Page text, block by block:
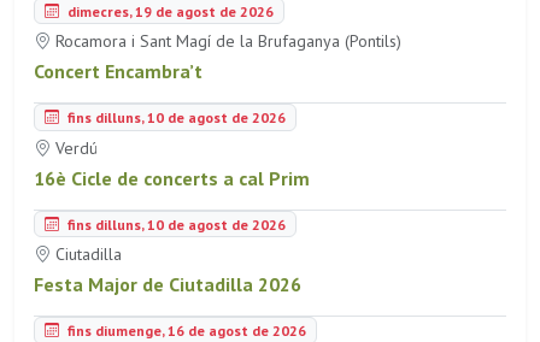
dimecres, 19 de agost de 2026
Rocamora i Sant Magí de la Brufaganya (Pontils)
Concert Encambra’t
fins dilluns, 10 de agost de 2026
Verdú
16è Cicle de concerts a cal Prim
fins dilluns, 10 de agost de 2026
Ciutadilla
Festa Major de Ciutadilla 2026
fins diumenge, 16 de agost de 2026